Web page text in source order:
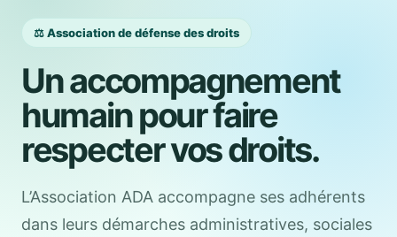
⚖️ Association de défense des droits
Un accompagnement
humain pour faire
respecter vos droits.
L’Association ADA accompagne ses adhérents
dans leurs démarches administratives, sociales